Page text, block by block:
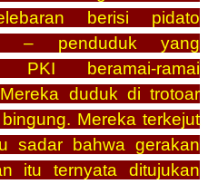
berisi pidato
– penduduk yang
PKI beramai-ramai
duduk di trotoar
Mereka terkejut
sadar bahwa gerakan
itu ternyata ditujukan